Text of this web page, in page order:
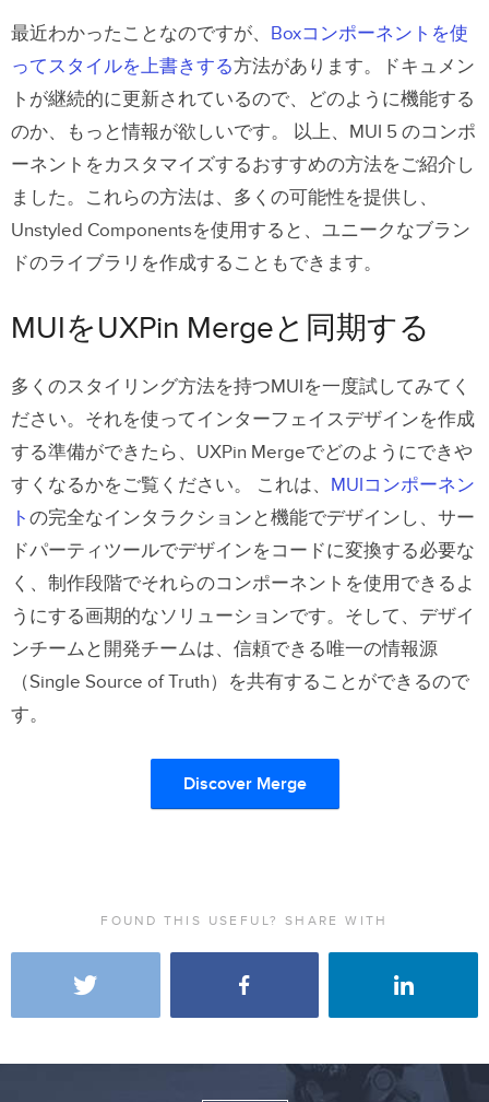
最近わかったことなのですが、 Boxコンポーネントを使
ってスタイルを上書きする方法があります。ドキュメン
トが継続的に更新されているので、どのように機能する
のか、もっと情報が欲しいです。
以上、MUI 5 のコンポ
ーネントをカスタマイズするおすすめの方法をご紹介し
ました。これらの方法は、多くの可能性を提供し、
Unstyled Componentsを使用すると、ユニークなブラン
ドのライブラリを作成することもできます。
MUIをUXPin Mergeと同期する
多くのスタイリング方法を持つMUIを一度試してみてく
ださい。それを使ってインターフェイスデザインを作成
する準備ができたら、UXPin Mergeでどのようにできや
すくなるかをご覧ください。
これは、 MUIコンポーネン
ト の完全なインタラクションと機能でデザインし、サー
ドパーティツールでデザインをコードに変換する必要な
く、制作段階でそれらのコンポーネントを使用できるよ
うにする画期的なソリューションです。そして、デザイ
ンチームと開発チームは、信頼できる唯一の情報源
（Single Source of Truth）を共有することができるので
す。
Discover Merge
FOUND THIS USEFUL? SHARE WITH